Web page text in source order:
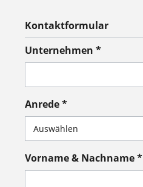
Kontaktformular
Unternehmen *
Anrede *
Vorname & Nachname *